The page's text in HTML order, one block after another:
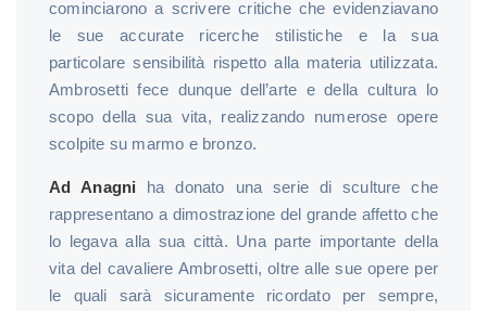
cominciarono a scrivere critiche che evidenziavano
le sue accurate ricerche stilistiche e la sua
particolare sensibilità rispetto alla materia utilizzata.
Ambrosetti fece dunque dell’arte e della cultura lo
scopo della sua vita, realizzando numerose opere
scolpite su marmo e bronzo.
Ad Anagni ha donato una serie di sculture che
rappresentano a dimostrazione del grande affetto che
lo legava alla sua città. Una parte importante della
vita del cavaliere Ambrosetti, oltre alle sue opere per
le quali sarà sicuramente ricordato per sempre,